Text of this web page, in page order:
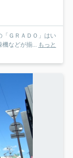
「ＧＲＡＤＯ」はい
機などが揃... もっと